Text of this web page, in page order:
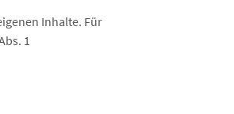
Inhalte. Für
1